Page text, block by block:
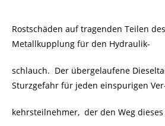
Rostschäden auf tragenden Teilen
Metallkupplung für den Hydraulik-
schlauch. Der übergelaufene
Sturzgefahr für jeden einspurigen
kehrsteilnehmer, der den Weg dieses